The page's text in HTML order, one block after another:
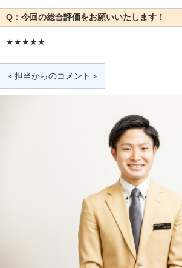
Q：今回の総合評価をお願いいたします！
★★★★★
＜担当からのコメント＞